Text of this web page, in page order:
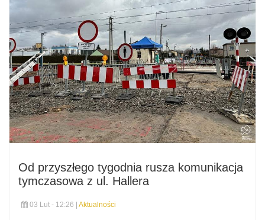
Od przyszłego tygodnia rusza komunikacja
tymczasowa z ul. Hallera
03 Lut - 12:26 | Aktualności